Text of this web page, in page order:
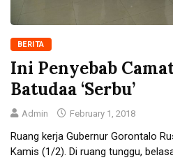
BERITA
Ini Penyebab
Batudaa ‘Serbu’
Admin February 1, 2018
Ruang kerja Gubernur Gorontalo
Kamis (1/2). Di ruang tunggu,